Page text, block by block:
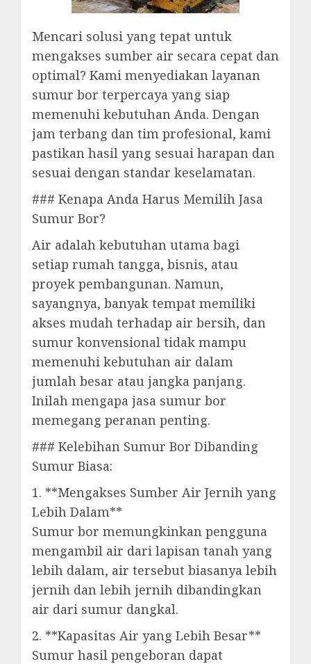
Mencari solusi yang tepat untuk
mengakses sumber air secara cepat dan
optimal? Kami menyediakan layanan
sumur bor terpercaya yang siap
memenuhi kebutuhan Anda. Dengan
jam terbang dan tim profesional, kami
pastikan hasil yang sesuai harapan dan
sesuai dengan standar keselamatan.
### Kenapa Anda Harus Memilih Jasa
Sumur Bor?
Air adalah kebutuhan utama bagi
setiap rumah tangga, bisnis, atau
proyek pembangunan. Namun,
sayangnya, banyak tempat memiliki
akses mudah terhadap air bersih, dan
sumur konvensional tidak mampu
memenuhi kebutuhan air dalam
jumlah besar atau jangka panjang.
Inilah mengapa jasa sumur bor
memegang peranan penting.
### Kelebihan Sumur Bor Dibanding
Sumur Biasa:
1. **Mengakses Sumber Air Jernih yang
Lebih Dalam**
Sumur bor memungkinkan pengguna
mengambil air dari lapisan tanah yang
lebih dalam, air tersebut biasanya lebih
jernih dan lebih jernih dibandingkan
air dari sumur dangkal.
2. **Kapasitas Air yang Lebih Besar**
Sumur hasil pengeboran dapat